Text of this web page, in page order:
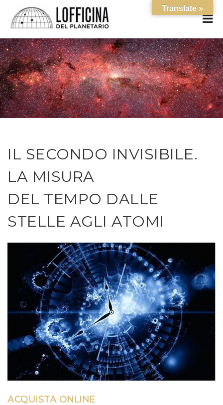
IL SECONDO INVISIBILE.
LA MISURA
DEL TEMPO DALLE
STELLE AGLI ATOMI
ACQUISTA ONLINE
Translate »